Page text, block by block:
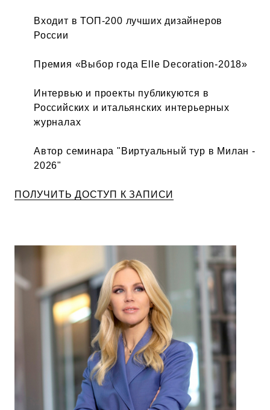
Входит в ТОП-200 лучших дизайнеров
России
Премия «Выбор года Elle Decoration-2018»
Интервью и проекты публикуются в
Российских и итальянских интерьерных
журналах
Автор семинара "Виртуальный тур в Милан -
2026"
ПОЛУЧИТЬ ДОСТУП К ЗАПИСИ